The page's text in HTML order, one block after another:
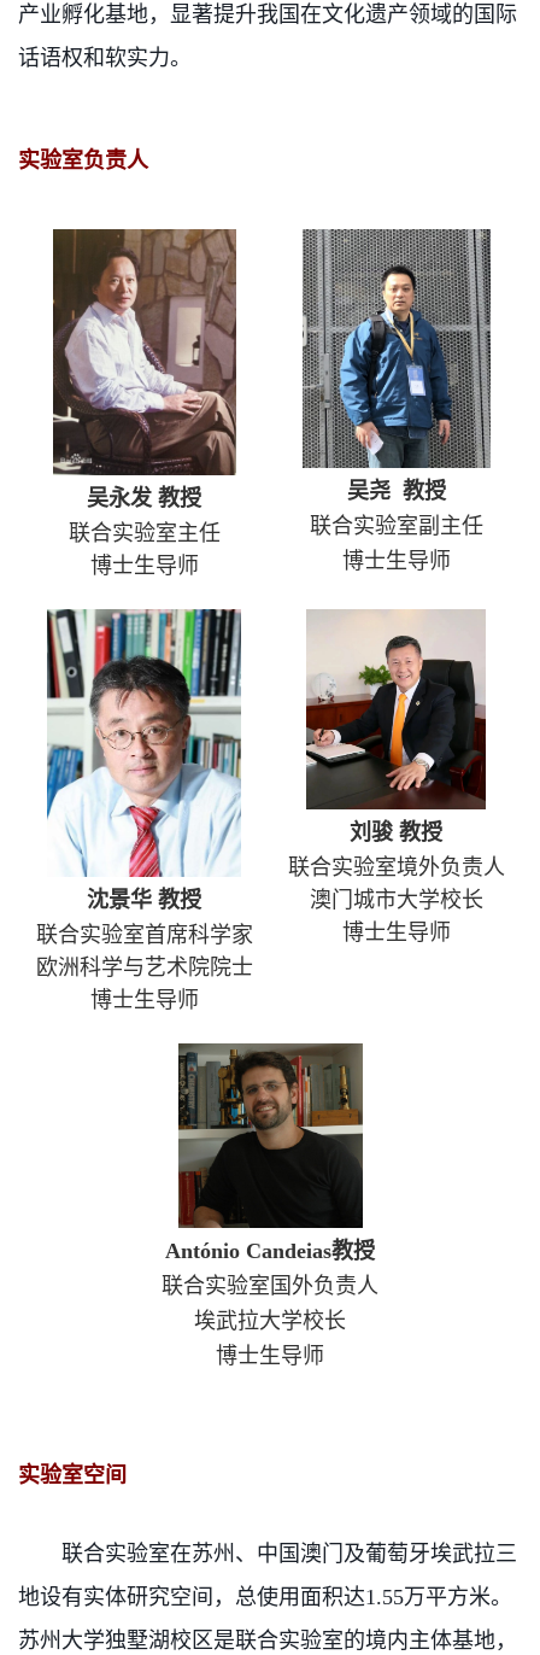
产业孵化基地，显著提升我国在文化遗产领域的国际
话语权和软实力。
实验室负责人
吴永发 教授
联合实验室主任
博士生导师
吴尧 教授
联合实验室副主任
博士生导师
沈景华 教授
联合实验室首席科学家
欧洲科学与艺术院院士
博士生导师
刘骏 教授
联合实验室境外负责人
澳门城市大学校长
博士生导师
António Candeias教授
联合实验室国外负责人
埃武拉大学校长
博士生导师
实验室空间
联合实验室在苏州、中国澳门及葡萄牙埃武拉三
地设有实体研究空间，总使用面积达1.55万平方米。
苏州大学独墅湖校区是联合实验室的境内主体基地，